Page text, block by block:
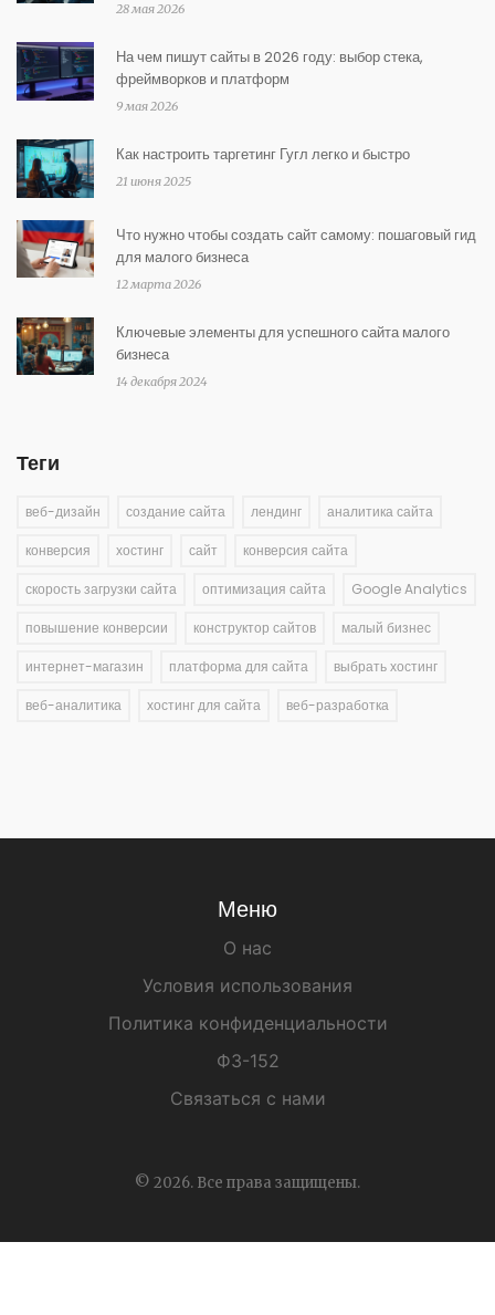
28 мая 2026
На чем пишут сайты в 2026 году: выбор стека,
фреймворков и платформ
9 мая 2026
Как настроить таргетинг Гугл легко и быстро
21 июня 2025
Что нужно чтобы создать сайт самому: пошаговый гид
для малого бизнеса
12 марта 2026
Ключевые элементы для успешного сайта малого
бизнеса
14 декабря 2024
Теги
веб-дизайн создание сайта лендинг аналитика сайта
конверсия хостинг сайт конверсия сайта
скорость загрузки сайта оптимизация сайта Google Analytics
повышение конверсии конструктор сайтов малый бизнес
интернет-магазин платформа для сайта выбрать хостинг
веб-аналитика хостинг для сайта веб-разработка
Меню
О нас
Условия использования
Политика конфиденциальности
ФЗ-152
Связаться с нами
© 2026. Все права защищены.